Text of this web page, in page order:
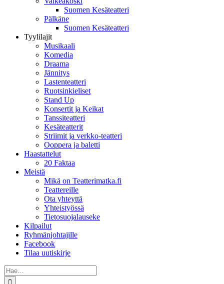
Suomen Kesäteatteri
Pälkäne
Suomen Kesäteatteri
Tyylilajit
Musikaali
Komedia
Draama
Jännitys
Lastenteatteri
Ruotsinkieliset
Stand Up
Konsertit ja Keikat
Tanssiteatteri
Kesäteatterit
Striimit ja verkko-teatteri
Ooppera ja baletti
Haastattelut
20 Faktaa
Meistä
Mikä on Teatterimatka.fi
Teattereille
Ota yhteyttä
Yhteistyössä
Tietosuojalauseke
Kilpailut
Ryhmänjohtajille
Facebook
Tilaa uutiskirje
Etsi
...